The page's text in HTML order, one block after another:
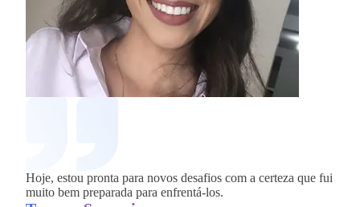
Hoje, estou pronta para novos desafios com a certeza que fui
muito bem preparada para enfrentá-los.